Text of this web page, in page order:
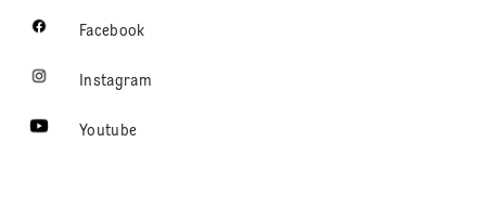
Facebook
Instagram
Youtube